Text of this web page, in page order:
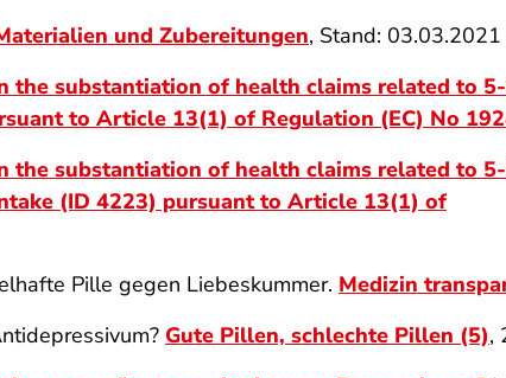
und Zubereitungen, Stand:
the substantiation of health claims related to
to Article 13(1) of Regulation (EC) No
the substantiation of health claims related to
(ID 4223) pursuant to Article 13(1) of
Pille gegen Liebeskummer. Medizin
Gute Pillen, schlechte Pillen (5),